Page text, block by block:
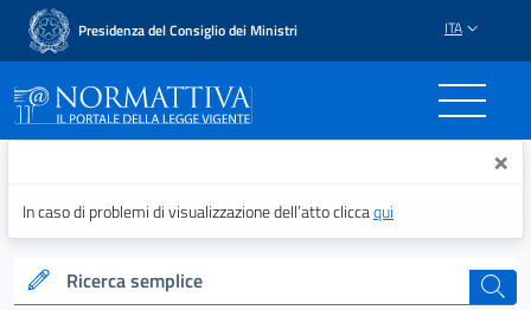
Presidenza del Consiglio dei Ministri ITA
Normattiva - Il portale ×
In caso di problemi di visualizzazione dell’atto cliccaqui
Ricerca semplice cerca